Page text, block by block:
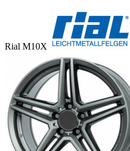
Rial M10X